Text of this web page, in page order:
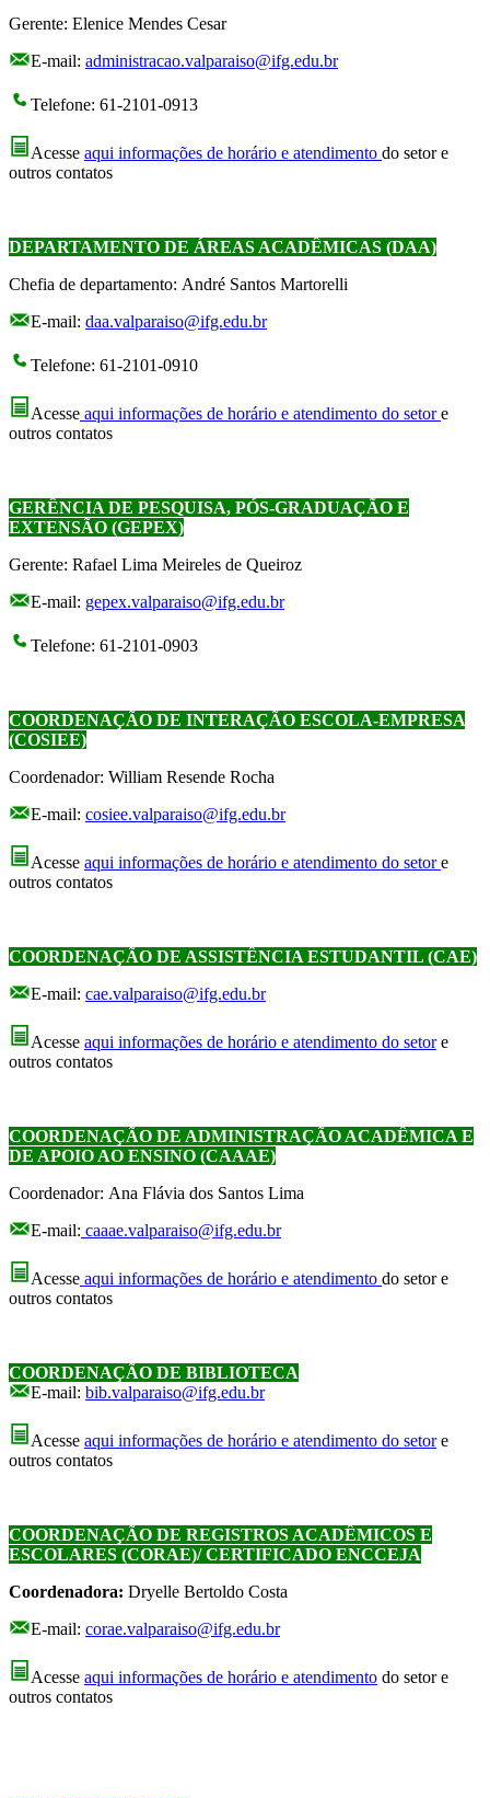
Gerente: Elenice Mendes Cesar
E-mail: administracao.valparaiso@ifg.edu.br
Telefone: 61-2101-0913
Acesse aqui informações de horário e atendimento do setor e
outros contatos
DEPARTAMENTO DE ÁREAS ACADÊMICAS (DAA)
Chefia de departamento: André Santos Martorelli
E-mail: daa.valparaiso@ifg.edu.br
Telefone: 61-2101-0910
Acesse aqui informações de horário e atendimento do setore
outros contatos
GERÊNCIA DE PESQUISA, PÓS-GRADUAÇÃO E
EXTENSÃO (GEPEX)
Gerente: Rafael Lima Meireles de Queiroz
E-mail: gepex.valparaiso@ifg.edu.br
Telefone: 61-2101-0903
COORDENAÇÃO DE INTERAÇÃO ESCOLA-EMPRESA
(COSIEE)
Coordenador: William Resende Rocha
E-mail: cosiee.valparaiso@ifg.edu.br
Acesse aqui informações de horário e atendimento do setore
outros contatos
COORDENAÇÃO DE ASSISTÊNCIA ESTUDANTIL (CAE)
E-mail: cae.valparaiso@ifg.edu.br
Acesse aqui informações de horário e atendimento do setore
outros contatos
COORDENAÇÃO DE ADMINISTRAÇÃO ACADÊMICA E
DE APOIO AO ENSINO (CAAAE)
Coordenador: Ana Flávia dos Santos Lima
E-mail: caaae.valparaiso@ifg.edu.br
Acesse aqui informações de horário e atendimento do setor e
outros contatos
COORDENAÇÃO DE BIBLIOTECA
E-mail: bib.valparaiso@ifg.edu.br
Acesse aqui informações de horário e atendimento do setore
outros contatos
COORDENAÇÃO DE REGISTROS ACADÊMICOS E
ESCOLARES (CORAE)/ CERTIFICADO ENCCEJA
Coordenadora: Dryelle Bertoldo Costa
E-mail: corae.valparaiso@ifg.edu.br
Acesse aqui informações de horário e atendimento do setor e
outros contatos